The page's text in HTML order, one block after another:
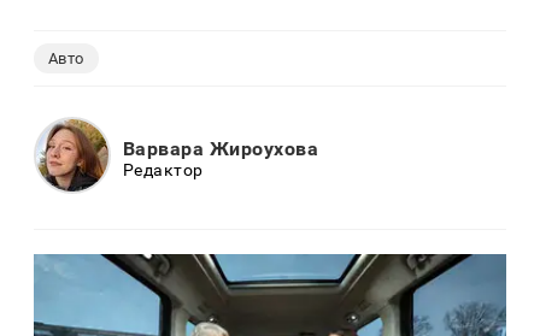
Авто
Варвара Жироухова
Редактор